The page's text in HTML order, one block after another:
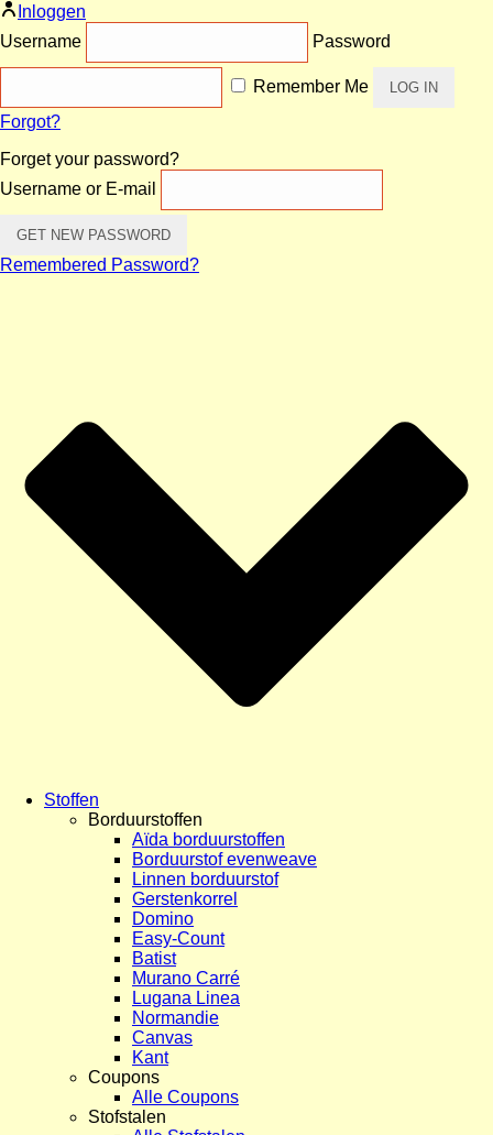
Inloggen
Username
Password
Remember Me
Forgot?
Forget your password?
Username or E-mail
Remembered Password?
Stoffen
Borduurstoffen
Aïda borduurstoffen
Borduurstof evenweave
Linnen borduurstof
Gerstenkorrel
Domino
Easy-Count
Batist
Murano Carré
Lugana Linea
Normandie
Canvas
Kant
Coupons
Alle Coupons
Stofstalen